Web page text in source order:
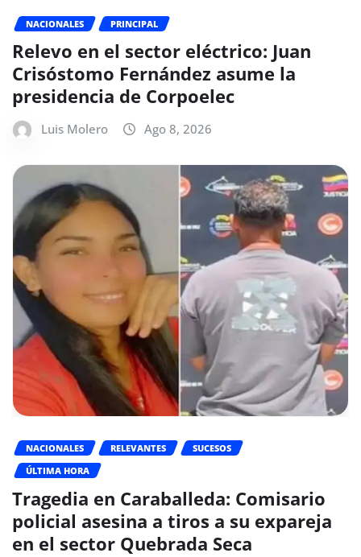
NACIONALES PRINCIPAL
Relevo en el sector eléctrico: Juan
Crisóstomo Fernández asume la
presidencia de Corpoelec
Luis Molero Ago 8, 2026
NACIONALES RELEVANTES
SUCESOS
ÚLTIMA HORA
Tragedia en Caraballeda: Comisario
policial asesina a tiros a su expareja
en el sector Quebrada Seca